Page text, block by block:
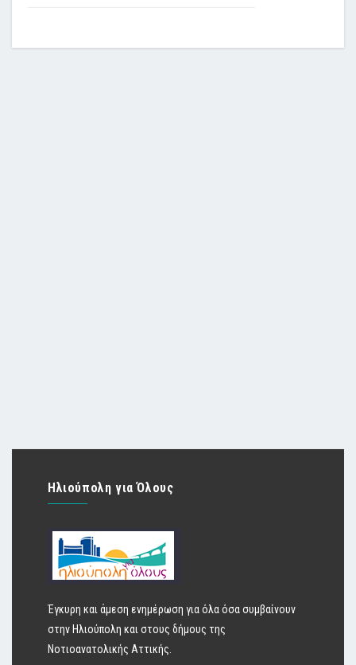
Ηλιούπολη για Όλους
Έγκυρη και άμεση ενημέρωση για όλα όσα συμβαίνουν
στην Ηλιούπολη και στους δήμους της
Νοτιοανατολικής Αττικής.